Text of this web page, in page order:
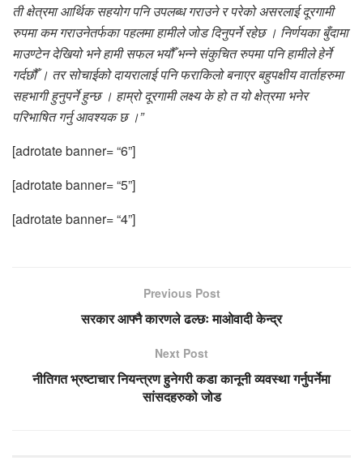
ती क्षेत्रमा आर्थिक सहयोग पनि उपलब्ध गराउने र परेको असरलाई दूरगामी
रुपमा कम गराउनेतर्फका पहलमा हामीले जोड दिनुपर्ने रहेछ । निर्णयका बुँदामा
माउण्टेन देखियो भने हामी सफल भयौँ भन्ने संकुचित रुपमा पनि हामीले हेर्ने
गर्दछौँ । तर सोचाईको दायरालाई पनि फराकिलो बनाएर बहुपक्षीय वार्ताहरुमा
सहभागी हुनुपर्ने हुन्छ । हाम्रो दूरगामी लक्ष्य के हो त यो क्षेत्रमा भनेर
परिभाषित गर्नु आवश्यक छ ।”
[adrotate banner= “6”]
[adrotate banner= “5”]
[adrotate banner= “4”]
Previous Post
सरकार आफ्नै कारणले ढल्छः माओवादी केन्द्र
Next Post
नीतिगत भ्रष्टाचार नियन्त्रण हुनेगरी कडा कानूनी व्यवस्था गर्नुपर्नेमा
सांसदहरुको जोड